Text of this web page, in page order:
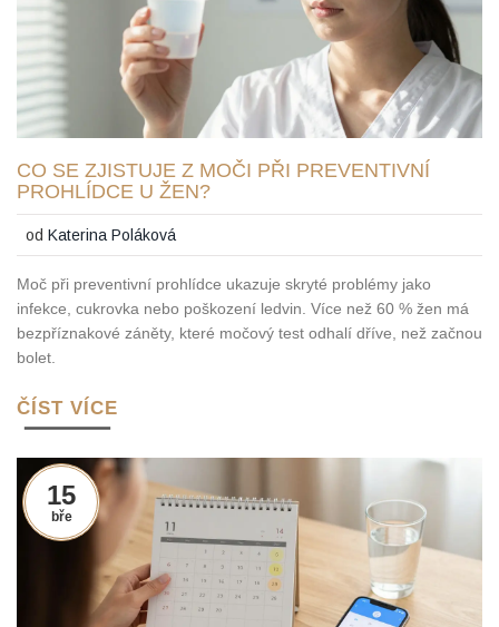
CO SE ZJISTUJE Z MOČI PŘI PREVENTIVNÍ
PROHLÍDCE U ŽEN?
odKaterina Poláková
Moč při preventivní prohlídce ukazuje skryté problémy jako
infekce, cukrovka nebo poškození ledvin. Více než 60 % žen má
bezpříznakové záněty, které močový test odhalí dříve, než začnou
bolet.
ČÍST VÍCE
15
bře